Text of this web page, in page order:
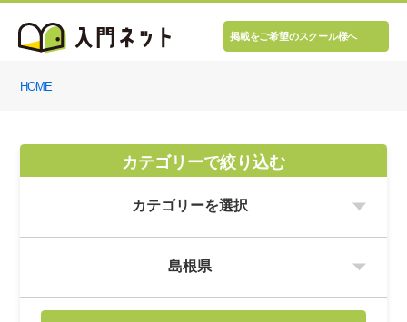
掲載をご希望のスクール様へ
HOME
カテゴリーで絞り込む